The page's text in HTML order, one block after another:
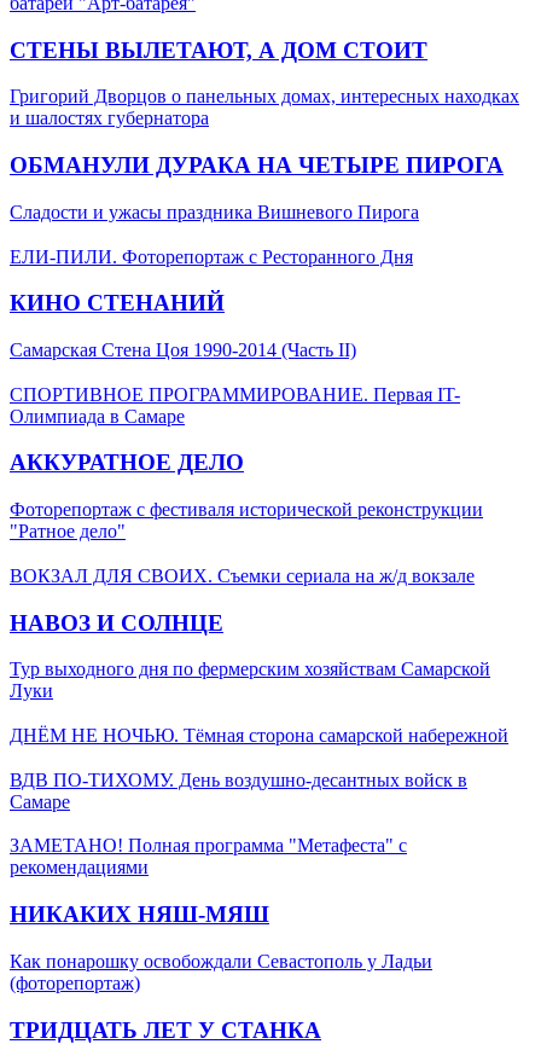
СТЕНЫ ВЫЛЕТАЮТ, А ДОМ СТОИТ
Григорий Дворцов о панельных домах, интересных находках
и шалостях губернатора
ОБМАНУЛИ ДУРАКА НА ЧЕТЫРЕ ПИРОГА
Сладости и ужасы праздника Вишневого Пирога
ЕЛИ-ПИЛИ. Фоторепортаж с Ресторанного Дня
КИНО СТЕНАНИЙ
Самарская Стена Цоя 1990-2014 (Часть II)
СПОРТИВНОЕ ПРОГРАММИРОВАНИЕ. Первая IT-
Олимпиада в Самаре
АККУРАТНОЕ ДЕЛО
Фоторепортаж с фестиваля исторической реконструкции
"Ратное дело"
ВОКЗАЛ ДЛЯ СВОИХ. Съемки сериала на ж/д вокзале
НАВОЗ И СОЛНЦЕ
Тур выходного дня по фермерским хозяйствам Самарской
Луки
ДНЁМ НЕ НОЧЬЮ. Тёмная сторона самарской набережной
ВДВ ПО-ТИХОМУ. День воздушно-десантных войск в
Самаре
ЗАМЕТАНО! Полная программа "Метафеста" с
рекомендациями
НИКАКИХ НЯШ-МЯШ
Как понарошку освобождали Севастополь у Ладьи
(фоторепортаж)
ТРИДЦАТЬ ЛЕТ У СТАНКА